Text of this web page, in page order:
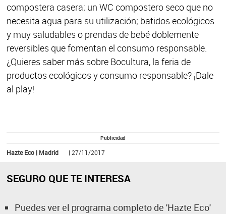
compostera casera; un WC compostero seco que no
necesita agua para su utilización; batidos ecológicos
y muy saludables o prendas de bebé doblemente
reversibles que fomentan el consumo responsable.
¿Quieres saber más sobre Bocultura, la feria de
productos ecológicos y consumo responsable? ¡Dale
al play!
Publicidad
Hazte Eco | Madrid | 27/11/2017
SEGURO QUE TE INTERESA
Puedes ver el programa completo de 'Hazte Eco'